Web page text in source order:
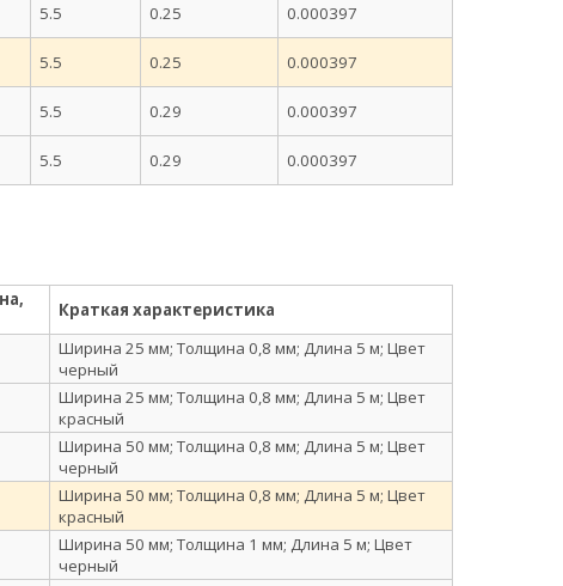
5.5 0.25 0.000397
5.5 0.25 0.000397
5.5 0.29 0.000397
5.5 0.29 0.000397
Краткая характеристика
Ширина 25 мм; Толщина 0,8 мм; Длина 5 м; Цвет
черный
Ширина 25 мм; Толщина 0,8 мм; Длина 5 м; Цвет
красный
Ширина 50 мм; Толщина 0,8 мм; Длина 5 м; Цвет
черный
Ширина 50 мм; Толщина 0,8 мм; Длина 5 м; Цвет
красный
Ширина 50 мм; Толщина 1 мм; Длина 5 м; Цвет
черный